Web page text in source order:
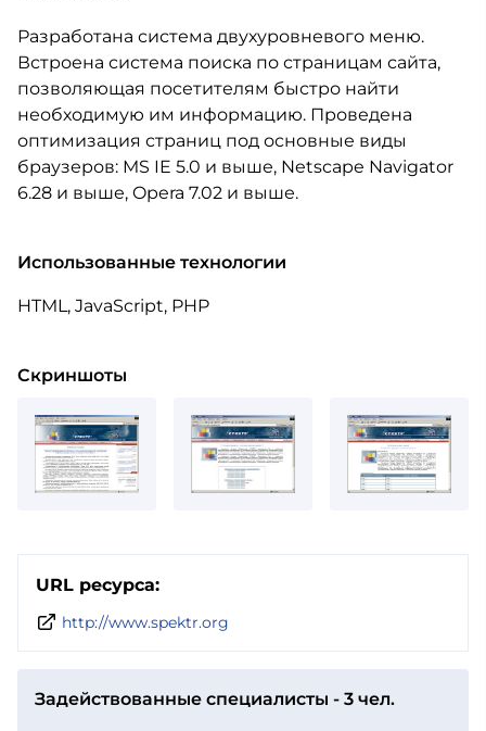
Разработана система двухуровневого меню.
Встроена система поиска по страницам сайта,
позволяющая посетителям быстро найти
необходимую им информацию. Проведена
оптимизация страниц под основные виды
браузеров: MS IE 5.0 и выше, Netscape Navigator
6.28 и выше, Opera 7.02 и выше.
Использованные технологии
HTML, JavaScript, PHP
Скриншоты
URL ресурса:
http://www.spektr.org
Задействованные специалисты - 3 чел.